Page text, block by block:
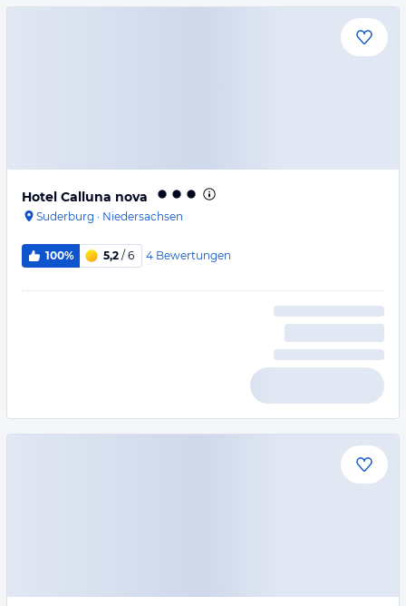
Hotel Calluna nova
Suderburg · Niedersachsen
100% 5,2 / 6 4 Bewertungen